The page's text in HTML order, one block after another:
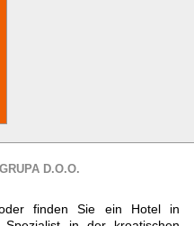
D.O.O.
finden Sie ein Hotel in